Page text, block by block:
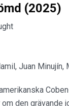
(2025)
Juan Minujín,
den grävande